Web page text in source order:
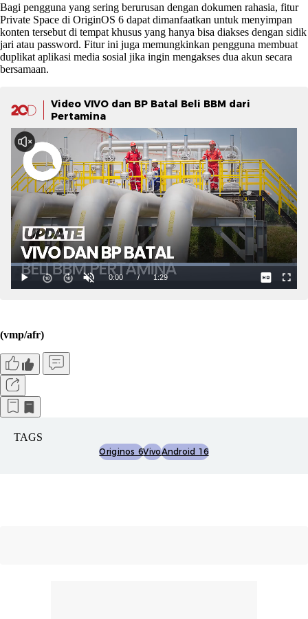
Bagi pengguna yang sering berurusan dengan dokumen rahasia, fitur
Private Space di OriginOS 6 dapat dimanfaatkan untuk menyimpan
konten tersebut di tempat khusus yang hanya bisa diakses dengan sidik
jari atau password. Fitur ini juga memungkinkan pengguna membuat
duplikat aplikasi media sosial jika ingin mengakses dua akun secara
bersamaan.
Video VIVO dan BP Batal Beli BBM dari
Pertamina
(vmp/afr)
TAGS
Originos 6VivoAndroid 16